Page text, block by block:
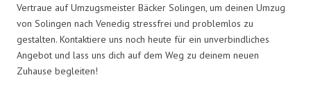
Vertraue auf Umzugsmeister Bäcker Solingen, um deinen Umzug
von Solingen nach Venedig stressfrei und problemlos zu
gestalten. Kontaktiere uns noch heute für ein unverbindliches
Angebot und lass uns dich auf dem Weg zu deinem neuen
Zuhause begleiten!